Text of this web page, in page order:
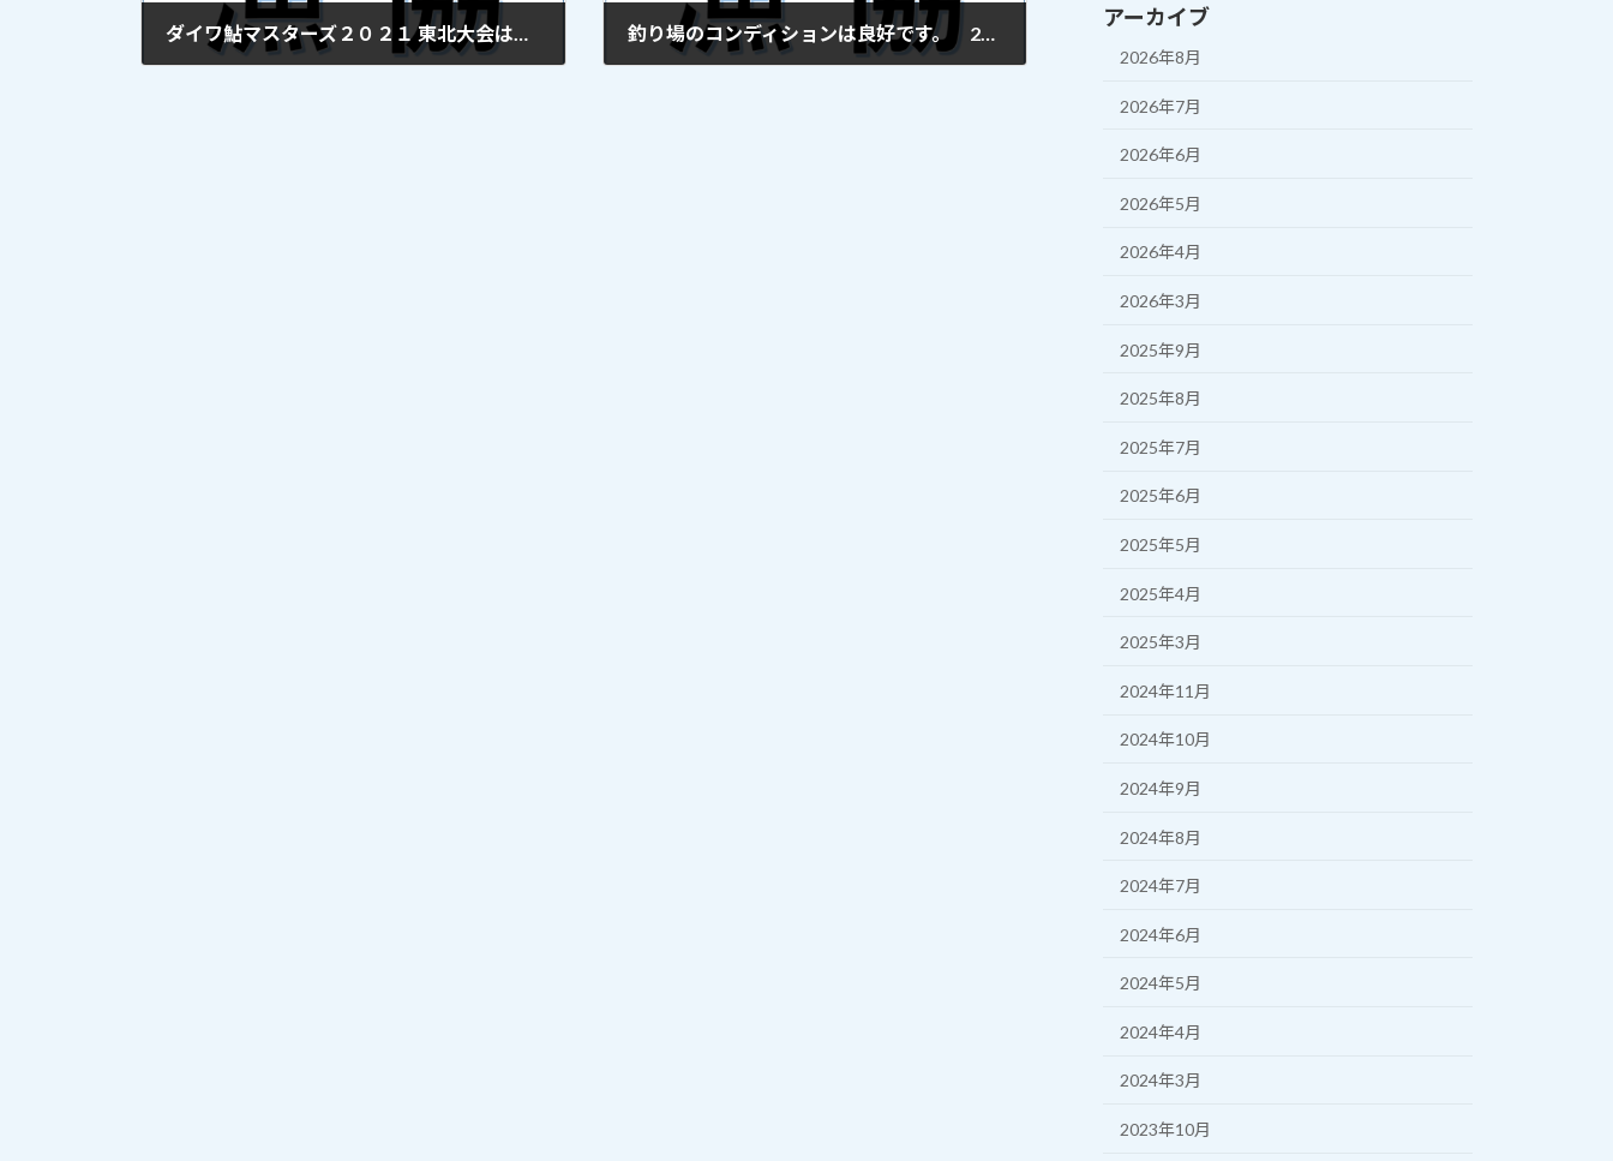
釣り場のコンディションは良好です。 2021年7月16日 更新
アーカイブ
2026年8月
2026年7月
2026年6月
2026年5月
2026年4月
2026年3月
2025年9月
2025年8月
2025年7月
2025年6月
2025年5月
2025年4月
2025年3月
2024年11月
2024年10月
2024年9月
2024年8月
2024年7月
2024年6月
2024年5月
2024年4月
2024年3月
2023年10月